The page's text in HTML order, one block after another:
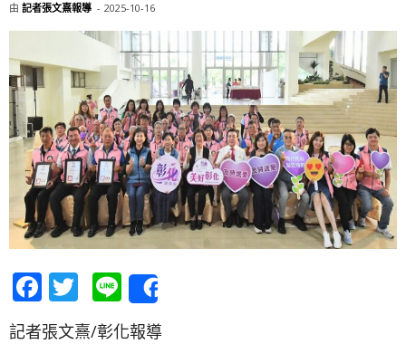
由 記者張文熹報導 - 2025-10-16
Facebook
Twitter
Line
記者張文熹/彰化報導